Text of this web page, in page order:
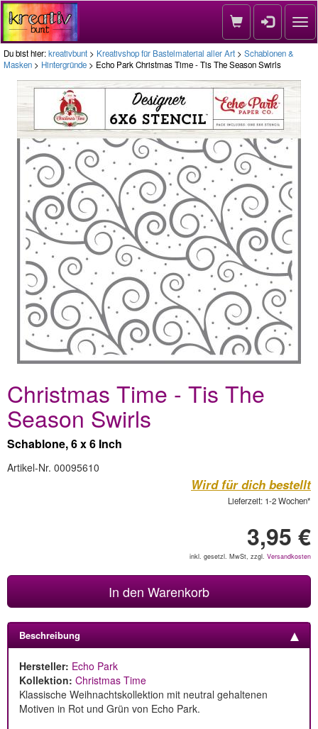
Du bist hier:kreativbunt > Kreativshop für Bastelmaterial aller Art > Schablonen &
Masken > Hintergründe > Echo Park Christmas Time - Tis The Season Swirls
Christmas Time - Tis The
Season Swirls
Schablone, 6 x 6 Inch
Artikel-Nr. 00095610
Wird für dich bestellt
Lieferzeit: 1-2 Wochen*
3,95 €
inkl. gesetzl. MwSt, zzgl. Versandkosten
In den Warenkorb
Beschreibung
Hersteller: Echo Park
Kollektion: Christmas Time
Klassische Weihnachtskollektion mit neutral gehaltenen
Motiven in Rot und Grün von Echo Park.